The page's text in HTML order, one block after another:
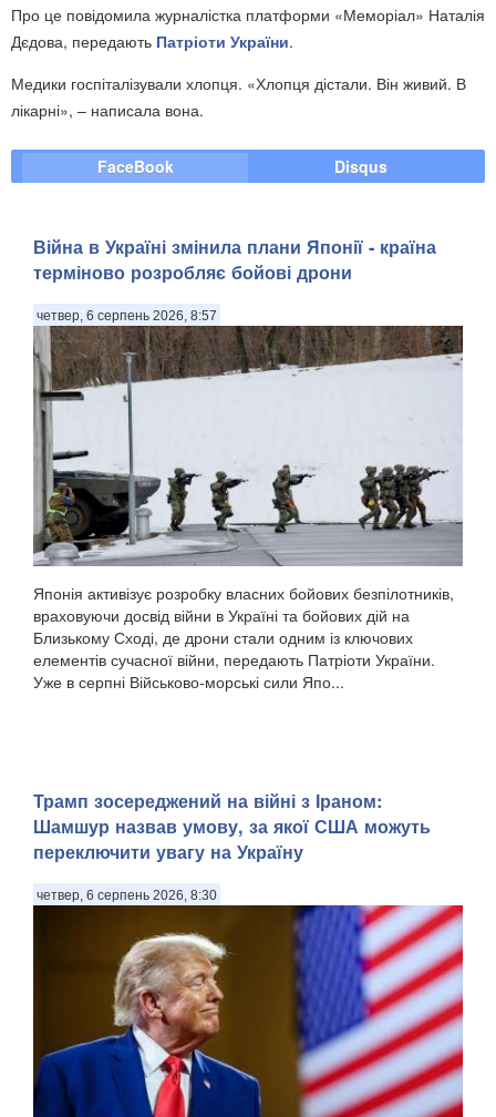
Про це повідомила журналістка платформи «Меморіал» Наталія
Дєдова, передають Патріоти України.
Медики госпіталізували хлопця. «Хлопця дістали. Він живий. В
лікарні», – написала вона.
FaceBook Disqus
Війна в Україні змінила плани Японії - країна
терміново розробляє бойові дрони
четвер, 6 серпень 2026, 8:57
Японія активізує розробку власних бойових безпілотників,
враховуючи досвід війни в Україні та бойових дій на
Близькому Сході, де дрони стали одним із ключових
елементів сучасної війни, передають Патріоти України.
Уже в серпні Військово-морські сили Япо...
Трамп зосереджений на війні з Іраном:
Шамшур назвав умову, за якої США можуть
переключити увагу на Україну
четвер, 6 серпень 2026, 8:30